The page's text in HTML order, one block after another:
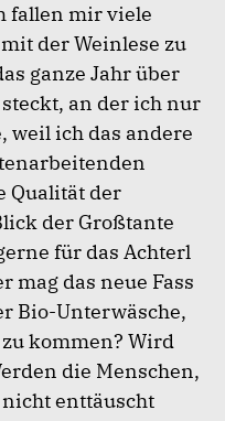
fallen mir viele
der Weinlese zu
ganze Jahr über
an der ich nur
ich das andere
Qualität der
der Großtante
für das Achterl
mag das neue Fass
Bio-Unterwäsche,
kommen? Wird
die Menschen,
enttäuscht